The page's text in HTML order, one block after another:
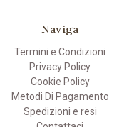
Naviga
Termini e Condizioni
Privacy Policy
Cookie Policy
Metodi Di Pagamento
Spedizioni e resi